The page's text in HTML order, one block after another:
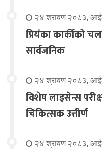
२४ श्रावण २०८३,
प्रियंका कार्कीको
सार्वजनिक
२४ श्रावण २०८३,
विशेष लाइसेन्स
चिकित्सक उत्तीर्ण
२४ श्रावण २०८३,